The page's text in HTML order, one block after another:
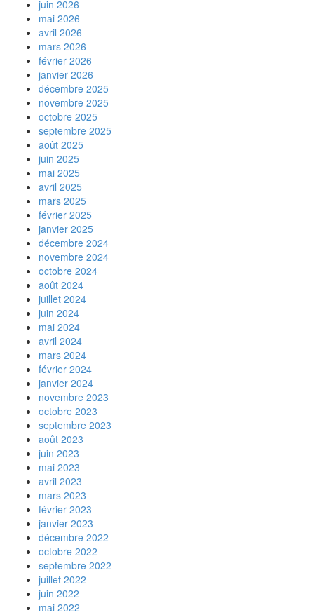
juin 2026
mai 2026
avril 2026
mars 2026
février 2026
janvier 2026
décembre 2025
novembre 2025
octobre 2025
septembre 2025
août 2025
juin 2025
mai 2025
avril 2025
mars 2025
février 2025
janvier 2025
décembre 2024
novembre 2024
octobre 2024
août 2024
juillet 2024
juin 2024
mai 2024
avril 2024
mars 2024
février 2024
janvier 2024
novembre 2023
octobre 2023
septembre 2023
août 2023
juin 2023
mai 2023
avril 2023
mars 2023
février 2023
janvier 2023
décembre 2022
octobre 2022
septembre 2022
juillet 2022
juin 2022
mai 2022